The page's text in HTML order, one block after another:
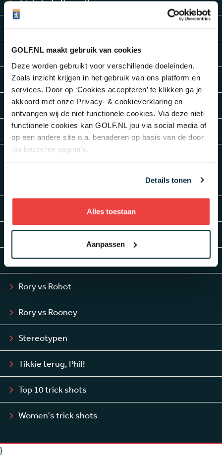
GOLF.NL maakt gebruik van cookies
Deze worden gebruikt voor verschillende doeleinden.
Zoals inzicht krijgen in het gebruik van ons platform en
services. Door op ‘Cookies accepteren’ te klikken ga je
akkoord met onze Privacy- & cookieverklaring en
ontvangen wij de niet-functionele cookies. Via deze niet-
functionele cookies kan GOLF.NL jou via social media of
op een andere site o.a. benaderen op basis van de door
jou bezochte pagina’s.
Details tonen
Alles toestaan
Aanpassen
Tonnetje buskruit
Raak de gong!
Kleiduiven schieten
Bubbas hoverbuggy
De Mickelson flop shot challenge
Golf Darts met Taylor Made
Top-10 Lucky bounces
PING Golf rap
Rory vs Robot
Rory vs Rooney
Stereotypen
Tikkie terug, Phil!
Top 10 trick shots
Women's trick shots
}